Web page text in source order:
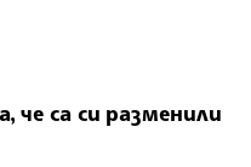
че са си разменили